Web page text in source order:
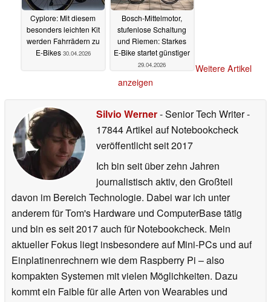
Cyplore: Mit diesem
besonders leichten Kit
werden Fahrrädern zu
E-Bikes 30.04.2026
Bosch-Mittelmotor,
stufenlose Schaltung
und Riemen: Starkes
E-Bike startet günstiger
29.04.2026
Weitere Artikel
anzeigen
Silvio Werner- Senior Tech Writer-
17844 Artikel auf Notebookcheck
veröffentlichtseit 2017
Ich bin seit über zehn Jahren
journalistisch aktiv, den Großteil
davon im Bereich Technologie. Dabei war ich unter
anderem für Tom's Hardware und ComputerBase tätig
und bin es seit 2017 auch für Notebookcheck. Mein
aktueller Fokus liegt insbesondere auf Mini-PCs und auf
Einplatinenrechnern wie dem Raspberry Pi – also
kompakten Systemen mit vielen Möglichkeiten. Dazu
kommt ein Faible für alle Arten von Wearables und